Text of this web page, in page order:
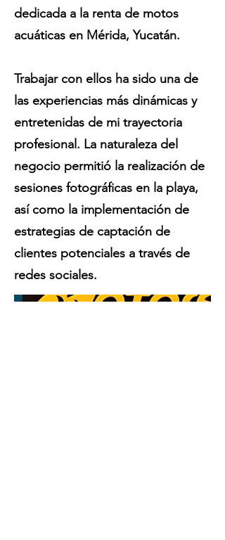
dedicada a la renta de motos
acuáticas en Mérida, Yucatán.
Trabajar con ellos ha sido una de
las experiencias más dinámicas y
entretenidas de mi trayectoria
profesional. La naturaleza del
negocio permitió la realización de
sesiones fotográficas en la playa,
así como la implementación de
estrategias de captación de
clientes potenciales a través de
redes sociales.